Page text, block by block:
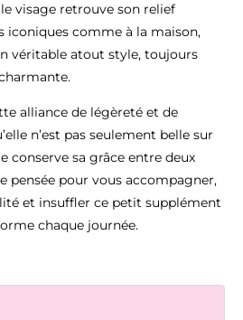
visage retrouve son relief
iconiques comme à la maison,
véritable atout style, toujours
alliance de légèreté et de
n’est pas seulement belle sur
conserve sa grâce entre deux
pensée pour vous accompagner,
et insuffler ce petit supplément
chaque journée.